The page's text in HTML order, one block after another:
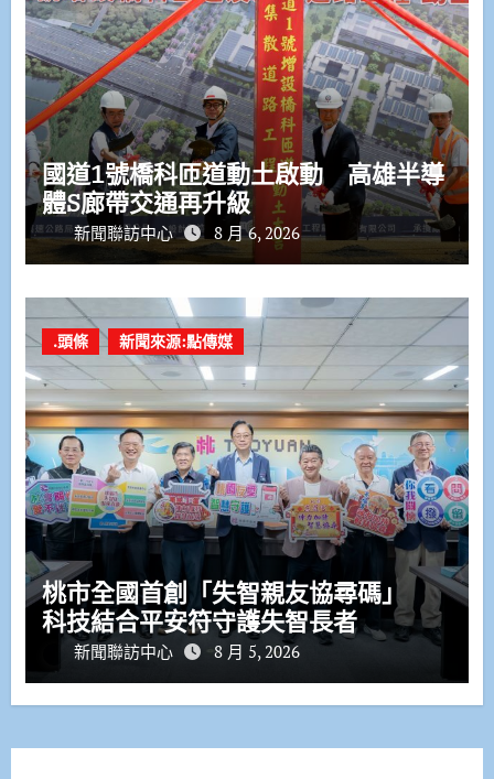
國道1號橋科匝道動土啟動 高雄半導
體S廊帶交通再升級
新聞聯訪中心 8 月 6, 2026
.頭條 新聞來源:點傳媒
桃市全國首創「失智親友協尋碼」
科技結合平安符守護失智長者
新聞聯訪中心 8 月 5, 2026